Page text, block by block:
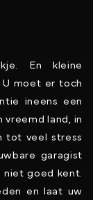
En kleine
U moet er toch
ineens een
vreemd land, in
tot veel stress
garagist
niet goed kent.
en laat uw